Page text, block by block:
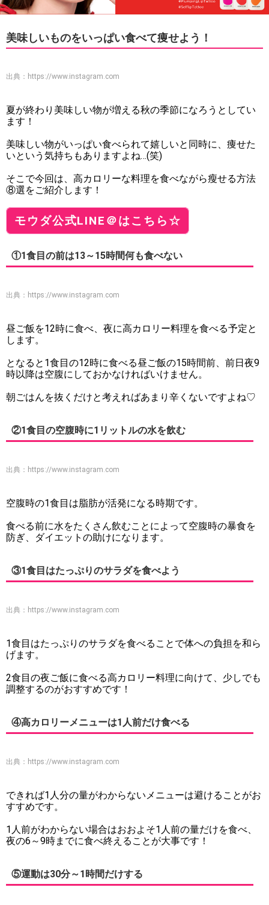
美味しいものをいっぱい食べて痩せよう！
出典： https://www.instagram.com
夏が終わり美味しい物が増える秋の季節になろうとしてい
ます！
美味しい物がいっぱい食べられて嬉しいと同時に、痩せた
いという気持ちもありますよね…(笑)
そこで今回は、高カロリーな料理を食べながら瘦せる方法
⑧選をご紹介します！
モウダ公式LINE＠はこちら☆
①1食目の前は13～15時間何も食べない
出典： https://www.instagram.com
昼ご飯を12時に食べ、夜に高カロリー料理を食べる予定と
します。
となると1食目の12時に食べる昼ご飯の15時間前、前日夜9
時以降は空腹にしておかなければいけません。
朝ごはんを抜くだけと考えればあまり辛くないですよね♡
②1食目の空腹時に1リットルの水を飲む
出典： https://www.instagram.com
空腹時の1食目は脂肪が活発になる時期です。
食べる前に水をたくさん飲むことによって空腹時の暴食を
防ぎ、ダイエットの助けになります。
③1食目はたっぷりのサラダを食べよう
出典： https://www.instagram.com
1食目はたっぷりのサラダを食べることで体への負担を和ら
げます。
2食目の夜ご飯に食べる高カロリー料理に向けて、少しでも
調整するのがおすすめです！
④高カロリーメニューは1人前だけ食べる
出典： https://www.instagram.com
できれば1人分の量がわからないメニューは避けることがお
すすめです。
1人前がわからない場合はおおよそ1人前の量だけを食べ、
夜の6～9時までに食べ終えることが大事です！
⑤運動は30分～1時間だけする